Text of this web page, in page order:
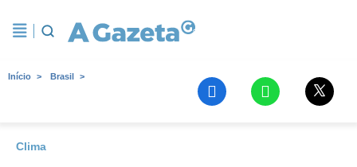
Início Brasil
Clima